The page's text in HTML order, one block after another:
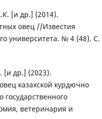
[и др.] (2014).
овец //Известия
университета. № 4 (48). С.
[и др.] (2023).
казахской курдючно
ветеринария и